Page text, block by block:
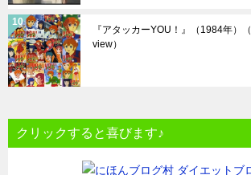
『アタッカーYOU！』（1984年）
view）
クリックすると喜びます♪